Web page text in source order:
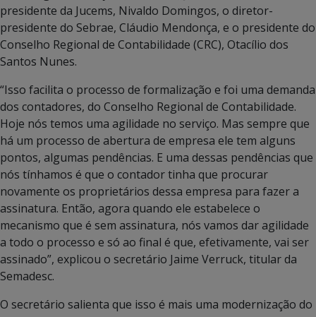
presidente da Jucems, Nivaldo Domingos, o diretor-
presidente do Sebrae, Cláudio Mendonça, e o presidente do
Conselho Regional de Contabilidade (CRC), Otacílio dos
Santos Nunes.
“Isso facilita o processo de formalização e foi uma demanda
dos contadores, do Conselho Regional de Contabilidade.
Hoje nós temos uma agilidade no serviço. Mas sempre que
há um processo de abertura de empresa ele tem alguns
pontos, algumas pendências. E uma dessas pendências que
nós tínhamos é que o contador tinha que procurar
novamente os proprietários dessa empresa para fazer a
assinatura. Então, agora quando ele estabelece o
mecanismo que é sem assinatura, nós vamos dar agilidade
a todo o processo e só ao final é que, efetivamente, vai ser
assinado”, explicou o secretário Jaime Verruck, titular da
Semadesc.
O secretário salienta que isso é mais uma modernização do